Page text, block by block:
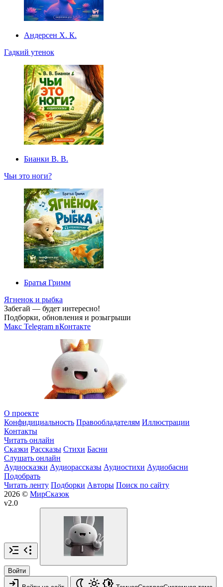
Андерсен Х. К.
Гадкий утенок
Бианки В. В.
Чьи это ноги?
Братья Гримм
Ягненок и рыбка
Забегай — будет интересно!
Подборки, обновления и розыгрыши
Макс Telegram вКонтакте
О проекте
Конфидициальность Правообладателям Иллюстрации
Контакты
Читать онлайн
Сказки Рассказы Стихи Басни
Слушать онлайн
Аудиосказки Аудиорассказы Аудиостихи Аудиобасни
Подобрать
Читать ленту Подборки Авторы Поиск по сайту
2026 © МирСказок
v2.0
Войти